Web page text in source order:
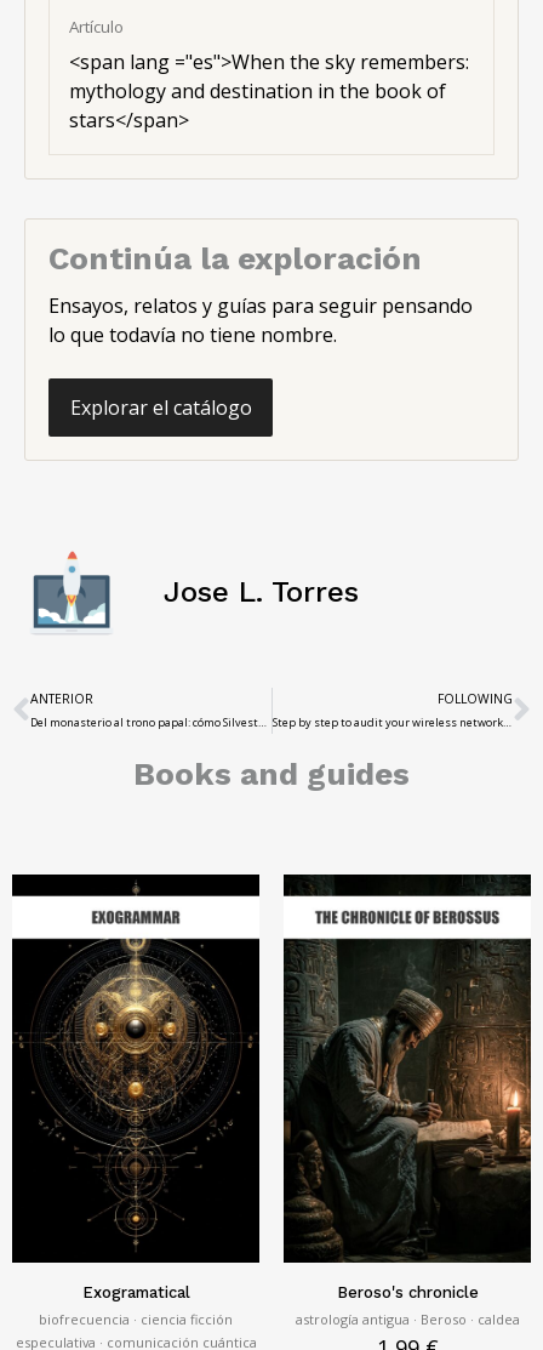
Artículo
<span lang ="es">When the sky remembers:
mythology and destination in the book of
stars</span>
Continúa la exploración
Ensayos, relatos y guías para seguir pensando
lo que todavía no tiene nombre.
Explorar el catálogo
Jose L. Torres
ANTERIOR
Del monasterio al trono papal: cómo Silvestre II cambió la historia del conocimiento
FOLLOWING
Step by step to audit your wireless network with free tools
Books and guides
Exogramatical
biofrecuencia · ciencia ficción
especulativa · comunicación cuántica
Beroso's chronicle
astrología antigua · Beroso · caldea